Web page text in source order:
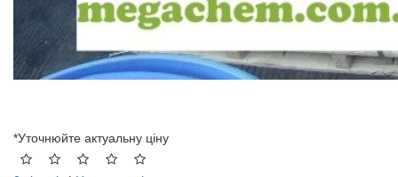
*Уточнюйте актуальну ціну